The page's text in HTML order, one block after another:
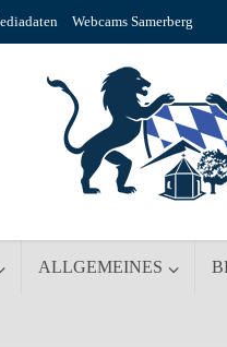
Webcams Samerberg
ALLGEMEINES